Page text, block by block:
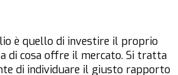
è quello di investire il proprio
di cosa offre il mercato. Si tratta
di individuare il giusto rapporto